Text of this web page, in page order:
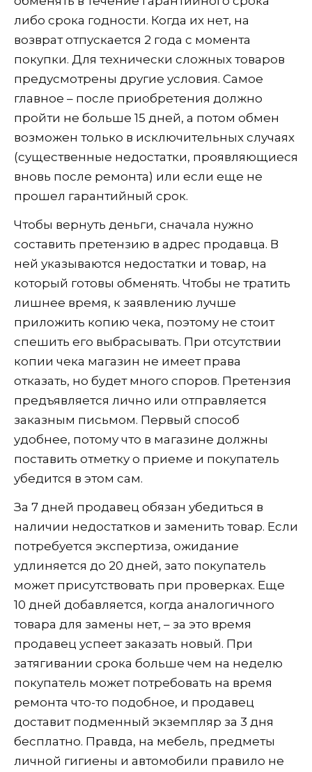
либо срока годности. Когда их нет, на
возврат отпускается 2 года с момента
покупки. Для технически сложных товаров
предусмотрены другие условия. Самое
главное – после приобретения должно
пройти не больше 15 дней, а потом обмен
возможен только в исключительных случаях
(существенные недостатки, проявляющиеся
вновь после ремонта) или если еще не
прошел гарантийный срок.
Чтобы вернуть деньги, сначала нужно
составить претензию в адрес продавца. В
ней указываются недостатки и товар, на
который готовы обменять. Чтобы не тратить
лишнее время, к заявлению лучше
приложить копию чека, поэтому не стоит
спешить его выбрасывать. При отсутствии
копии чека магазин не имеет права
отказать, но будет много споров. Претензия
предъявляется лично или отправляется
заказным письмом. Первый способ
удобнее, потому что в магазине должны
поставить отметку о приеме и покупатель
убедится в этом сам.
За 7 дней продавец обязан убедиться в
наличии недостатков и заменить товар. Если
потребуется экспертиза, ожидание
удлиняется до 20 дней, зато покупатель
может присутствовать при проверках. Еще
10 дней добавляется, когда аналогичного
товара для замены нет, – за это время
продавец успеет заказать новый. При
затягивании срока больше чем на неделю
покупатель может потребовать на время
ремонта что-то подобное, и продавец
доставит подменный экземпляр за 3 дня
бесплатно. Правда, на мебель, предметы
личной гигиены и автомобили правило не